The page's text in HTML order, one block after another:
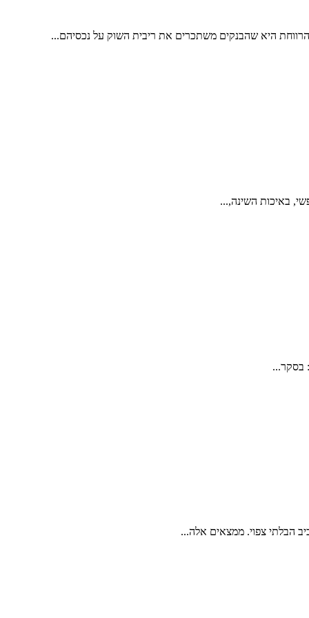
הרווחת היא שהבנקים משתכרים את ריבית השוק על נכסיהם...
באיכות השינה,...
בסקר...